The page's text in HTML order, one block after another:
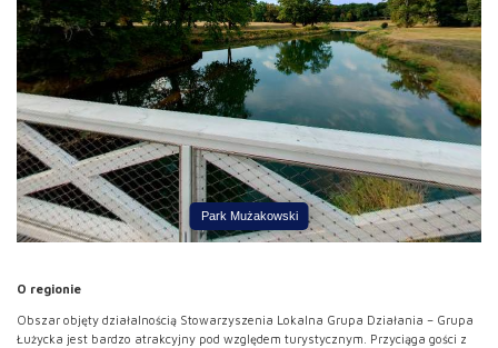
Park Mużakowski
O regionie
Obszar objęty działalnością Stowarzyszenia Lokalna Grupa Działania – Grupa
Łużycka jest bardzo atrakcyjny pod względem turystycznym. Przyciąga gości z